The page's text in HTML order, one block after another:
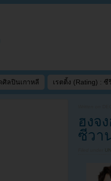
ศิลปินเกาหลี เรตติ้ง (Rating) : ซี
ฮงจ
ซีวา